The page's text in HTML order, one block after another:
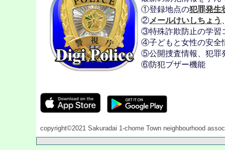
①登録地点の犯罪発生
②メールけいしちょう
③特殊詐欺防止の学習
④子どもと女性の安全
⑤公開捜査情報、犯罪
⑥防犯ブザー機能
copyright©2021 Sakuradai 1-chome Town neighbourhood